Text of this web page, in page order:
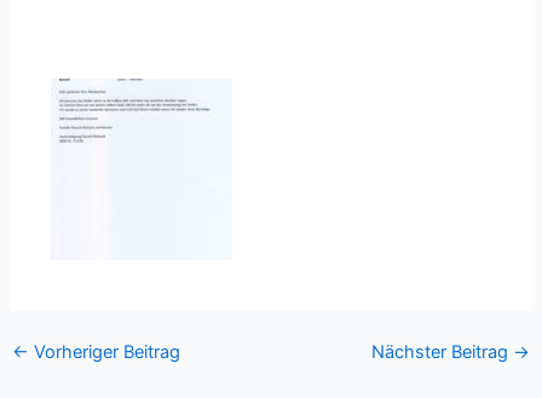
← Vorheriger Beitrag Nächster Beitrag →